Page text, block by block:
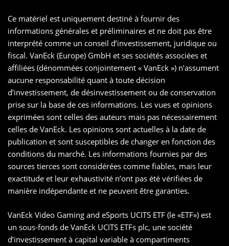
Ce matériel est uniquement destiné à fournir des
informations générales et préliminaires et ne doit pas être
interprété comme un conseil d’investissement, juridique ou
fiscal. VanEck (Europe) GmbH et ses sociétés associées et
affiliées (dénommées conjointement « VanEck ») n’assument
aucune responsabilité quant à toute décision
d’investissement, de désinvestissement ou de conservation
prise sur la base de ces informations. Les vues et opinions
exprimées sont celles des auteurs mais pas nécessairement
celles de VanEck. Les opinions sont actuelles à la date de
publication et sont susceptibles de changer en fonction des
conditions du marché. Les informations fournies par des
sources tierces sont considérées comme fiables, mais leur
exactitude et leur exhaustivité n’ont pas été vérifiées de
manière indépendante et ne peuvent être garanties.
VanEck Video Gaming and eSports UCITS ETF (le «ETF») est
un sous-fonds de VanEck UCITS ETFs plc, une société
d’investissement à capital variable à compartiments